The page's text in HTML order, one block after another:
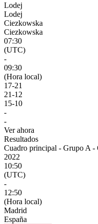
Lodej
Lodej
Ciezkowska
Ciezkowska
07:30
(UTC)
-
09:30
(Hora local)
17-21
21-12
15-10
-
-
Ver ahora
Resultados
Cuadro principal - Grupo A -
2022
10:50
(UTC)
-
12:50
(Hora local)
Madrid
España